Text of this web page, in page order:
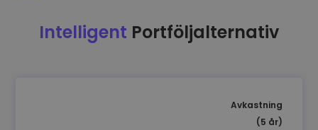
Intelligent Portföljalternativ
Avkastning
(5 år)